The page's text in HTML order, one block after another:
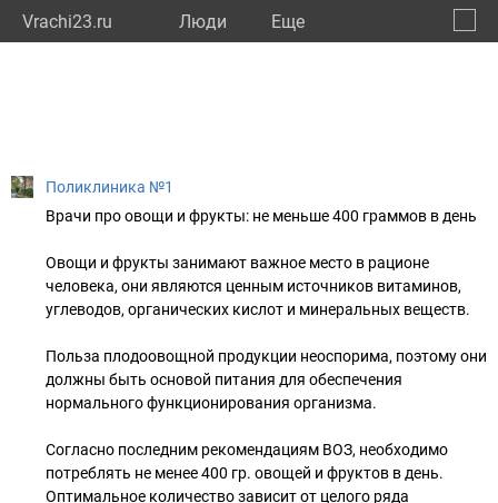
Vrachi23.ru Люди Eще
Поликлиника №1
Врачи про овощи и фрукты: не меньше 400 граммов в день
Овощи и фрукты занимают важное место в рационе
человека, они являются ценным источников витаминов,
углеводов, органических кислот и минеральных веществ.
Польза плодоовощной продукции неоспорима, поэтому они
должны быть основой питания для обеспечения
нормального функционирования организма.
Согласно последним рекомендациям ВОЗ, необходимо
потреблять не менее 400 гр. овощей и фруктов в день.
Оптимальное количество зависит от целого ряда